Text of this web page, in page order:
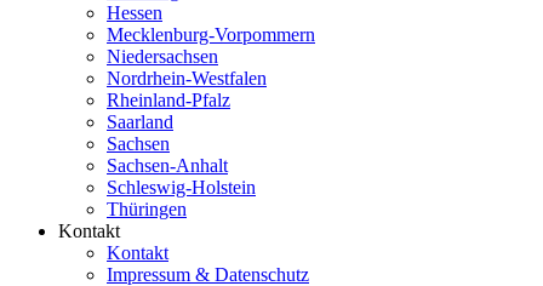
Hessen
Mecklenburg-Vorpommern
Niedersachsen
Nordrhein-Westfalen
Rheinland-Pfalz
Saarland
Sachsen
Sachsen-Anhalt
Schleswig-Holstein
Thüringen
Kontakt
Kontakt
Impressum & Datenschutz